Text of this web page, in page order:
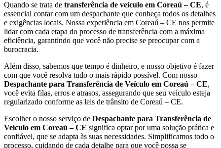
Quando se trata de transferência de veículo em Coreaú – CE, é
essencial contar com um despachante que conheça todos os detalhes
e exigências locais. Nossa experiência em Coreaú – CE nos permite
lidar com cada etapa do processo de transferência com a máxima
eficiência, garantindo que você não precise se preocupar com a
burocracia.
Além disso, sabemos que tempo é dinheiro, e nosso objetivo é fazer
com que você resolva tudo o mais rápido possível. Com nosso
Despachante para Transferência de Veículo em Coreaú – CE,
você evita filas, erros e atrasos, assegurando que seu veículo esteja
regularizado conforme as leis de trânsito de Coreaú – CE.
Escolher o nosso serviço de Despachante para Transferência de
Veículo em Coreaú – CE significa optar por uma solução prática e
confiável, que se adapta às suas necessidades. Simplificamos todo o
processo, cuidando de cada detalhe para que você possa se